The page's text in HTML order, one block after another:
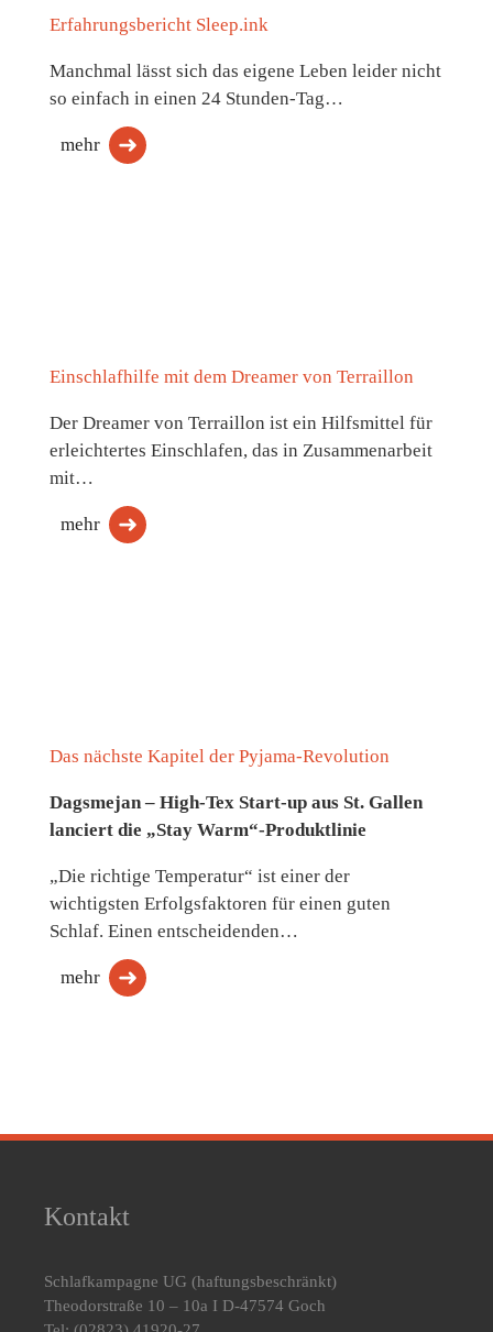
Erfahrungsbericht Sleep.ink
Manchmal lässt sich das eigene Leben leider nicht
so einfach in einen 24 Stunden-Tag…
mehr
Einschlafhilfe mit dem Dreamer von Terraillon
Der Dreamer von Terraillon ist ein Hilfsmittel für
erleichtertes Einschlafen, das in Zusammenarbeit
mit…
mehr
Das nächste Kapitel der Pyjama-Revolution
Dagsmejan – High-Tex Start-up aus St. Gallen
lanciert die „Stay Warm“-Produktlinie
„Die richtige Temperatur“ ist einer der
wichtigsten Erfolgsfaktoren für einen guten
Schlaf. Einen entscheidenden…
mehr
Kontakt
Schlafkampagne UG (haftungsbeschränkt)
Theodorstraße 10 – 10a I D-47574 Goch